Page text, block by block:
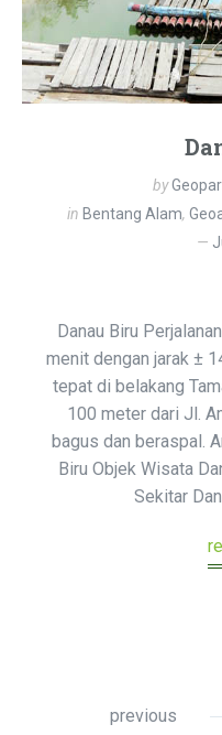
by
in Bentang Alam,
Danau Biru
menit dengan jarak ±
tepat di belakang
100 meter dari Jl.
bagus dan beraspal.
Biru Objek Wisata
Sekitar
previous